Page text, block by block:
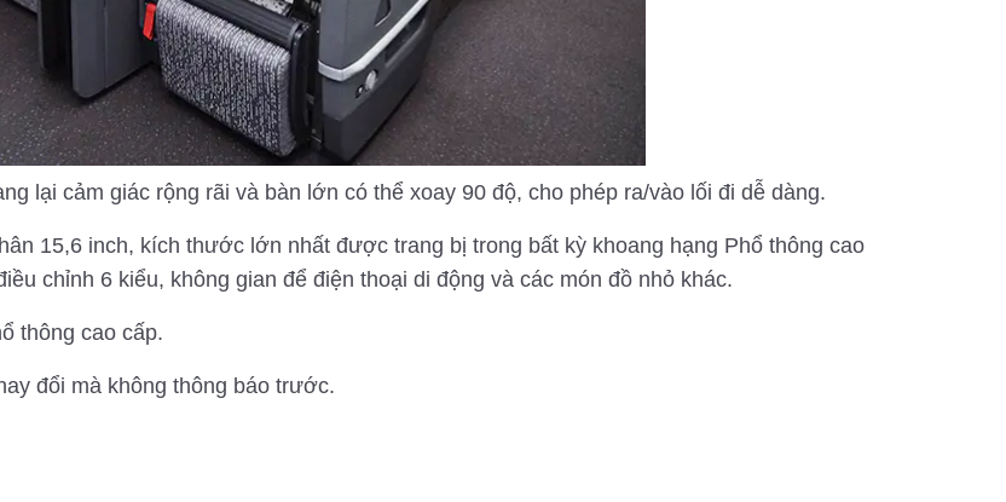
lại cảm giác rộng rãi và bàn lớn có thể xoay 90 độ, cho phép ra/vào lối đi dễ dàng.
15,6 inch, kích thước lớn nhất được trang bị trong bất kỳ khoang hạng Phổ thông cao
chỉnh 6 kiểu, không gian để điện thoại di động và các món đồ nhỏ khác.
thông cao cấp.
đổi mà không thông báo trước.